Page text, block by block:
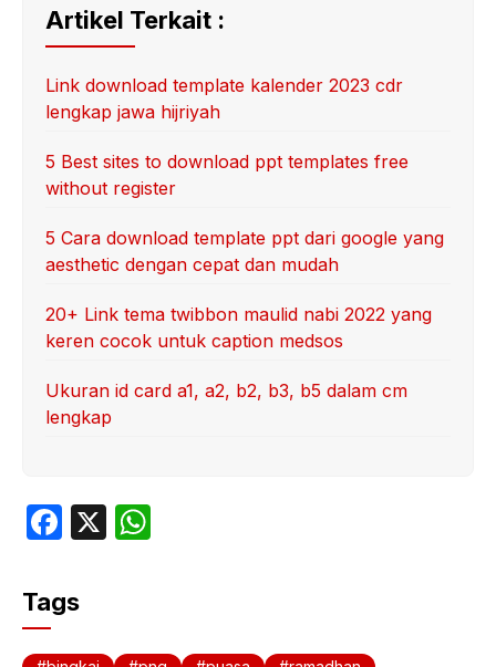
Artikel Terkait :
Link download template kalender 2023 cdr
lengkap jawa hijriyah
5 Best sites to download ppt templates free
without register
5 Cara download template ppt dari google yang
aesthetic dengan cepat dan mudah
20+ Link tema twibbon maulid nabi 2022 yang
keren cocok untuk caption medsos
Ukuran id card a1, a2, b2, b3, b5 dalam cm
lengkap
F
c
e
X
Tags